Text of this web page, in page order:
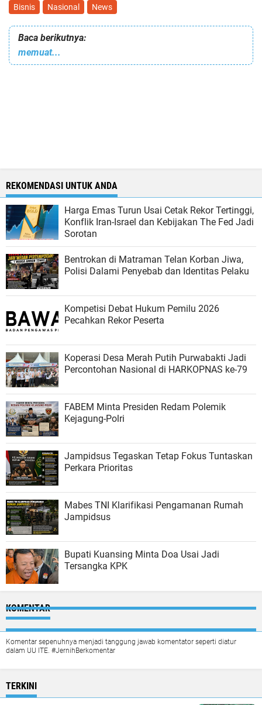
Bisnis Nasional News
Baca berikutnya:
memuat...
REKOMENDASI UNTUK ANDA
Harga Emas Turun Usai Cetak Rekor Tertinggi,
Konflik Iran-Israel dan Kebijakan The Fed Jadi
Sorotan
Bentrokan di Matraman Telan Korban Jiwa,
Polisi Dalami Penyebab dan Identitas Pelaku
Kompetisi Debat Hukum Pemilu 2026
Pecahkan Rekor Peserta
Koperasi Desa Merah Putih Purwabakti Jadi
Percontohan Nasional di HARKOPNAS ke-79
FABEM Minta Presiden Redam Polemik
Kejagung-Polri
Jampidsus Tegaskan Tetap Fokus Tuntaskan
Perkara Prioritas
Mabes TNI Klarifikasi Pengamanan Rumah
Jampidsus
Bupati Kuansing Minta Doa Usai Jadi
Tersangka KPK
KOMENTAR
Komentar sepenuhnya menjadi tanggung jawab komentator seperti diatur
dalam UU ITE. #JernihBerkomentar
TERKINI